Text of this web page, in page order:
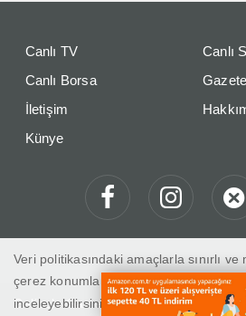
Canlı TV
Canlı
Canlı Borsa
İletişim
Künye
Gelibolu Gaste "Haberin Doğru Adresi"
Veri politikasındaki amaçlarla sınırlı
çerez konumlandırmaktayız. Detaylar
inceleyebilirsiniz.